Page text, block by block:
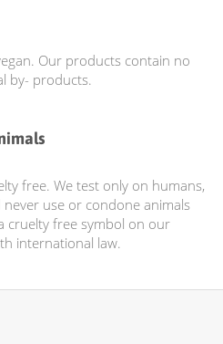
Our products contain no
by- products.
free. We test only on humans,
use or condone animals
cruelty free symbol on our
international law.